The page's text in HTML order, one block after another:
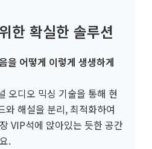
한 확실한 솔루션
을 어떻게 이렇게 생생하게
오디오 믹싱 기술을 통해 현
와 해설을 분리, 최적화하여
VIP석에 앉아있는 듯한 공간
.